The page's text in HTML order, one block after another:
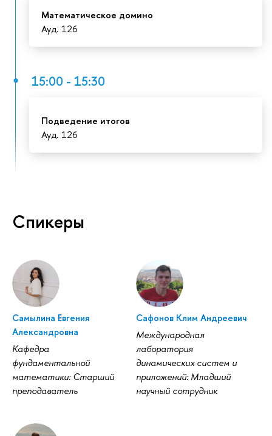
Математическое домино
Ауд. 126
15:00 - 15:30
Подведение итого
Ауд. 126
Спикеры
Самылина Евгения
Александровна
Кафедра
фундаментальной
математики: Старший
преподаватель
Сафонов Клим Андреевич
Международная
лаборатория
динамических систем и
приложений: Младший
научный сотрудник